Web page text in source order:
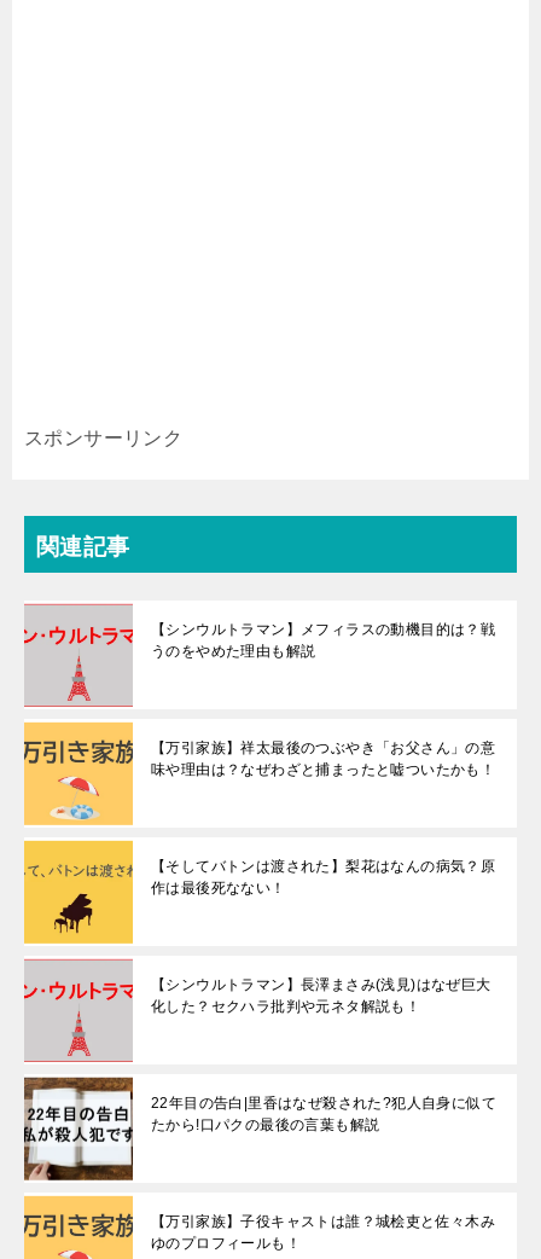
スポンサーリンク
関連記事
【シンウルトラマン】メフィラスの動機目的は？戦
うのをやめた理由も解説
【万引家族】祥太最後のつぶやき「お父さん」の意
味や理由は？なぜわざと捕まったと嘘ついたかも！
【そしてバトンは渡された】梨花はなんの病気？原
作は最後死なない！
【シンウルトラマン】長澤まさみ(浅見)はなぜ巨大
化した？セクハラ批判や元ネタ解説も！
22年目の告白|里香はなぜ殺された?犯人自身に似て
たから!口パクの最後の言葉も解説
【万引家族】子役キャストは誰？城桧吏と佐々木み
ゆのプロフィールも！